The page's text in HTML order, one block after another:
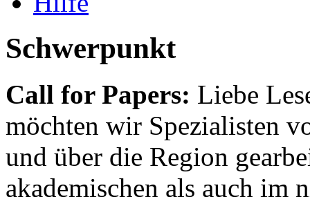
Schwerpunkt
Call for Papers: Liebe
möchten wir Spezialisten
und über die Region
akademischen als auch im